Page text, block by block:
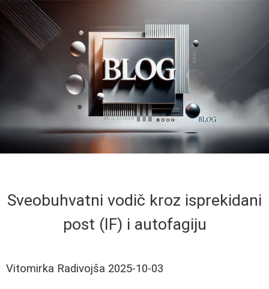
Sveobuhvatni vodič kroz isprekidani
post (IF) i autofagiju
Vitomirka Radivojša 2025-10-03